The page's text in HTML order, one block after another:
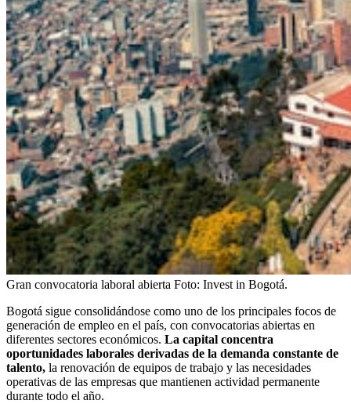
Gran convocatoria laboral abierta Foto: Invest in Bogotá.
Bogotá sigue consolidándose como uno de los principales focos de
generación de empleo en el país, con convocatorias abiertas en
diferentes sectores económicos. La capital concentra
oportunidades laborales derivadas de la demanda constante de
talento, la renovación de equipos de trabajo y las necesidades
operativas de las empresas que mantienen actividad permanente
durante todo el año.